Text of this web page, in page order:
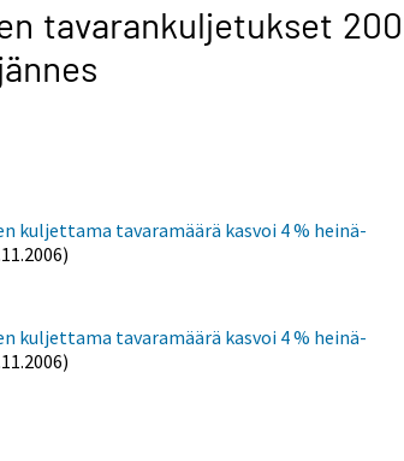
tavarankuljetukset
kuljettama tavaramäärä kasvoi 4 % heinä-
kuljettama tavaramäärä kasvoi 4 % heinä-